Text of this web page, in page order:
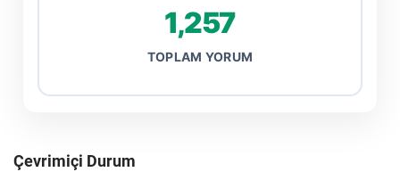
1,257
TOPLAM YORUM
Çevrimiçi Durum